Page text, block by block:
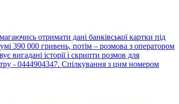
отримати дані банківської картки під
390 000 гривень, потім – розмова з оператором
історії і скрипти розмов для
- 0444904347. Спілкування з цим номером